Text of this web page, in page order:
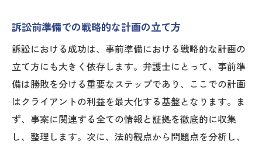
訴訟前準備での戦略的な計画の立て方
訴訟における成功は、事前準備における戦略的な計画の
立て方にも大きく依存します。弁護士にとって、事前準
備は勝敗を分ける重要なステップであり、ここでの計画
はクライアントの利益を最大化する基盤となります。ま
ず、事案に関連する全ての情報と証拠を徹底的に収集
し、整理します。次に、法的観点から問題点を分析し、